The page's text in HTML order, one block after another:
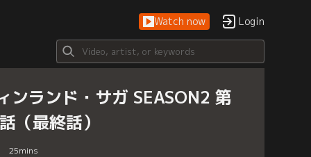
Watch now Login
ンランド・サガ SEASON2 第
（最終話）
25mins